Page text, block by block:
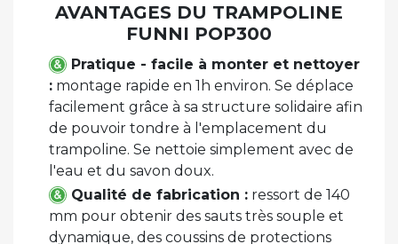
AVANTAGES DU TRAMPOLINE
FUNNI POP300
Pratique - facile à monter et nettoyer
: montage rapide en 1h environ. Se déplace
facilement grâce à sa structure solidaire afin
de pouvoir tondre à l'emplacement du
trampoline. Se nettoie simplement avec de
l'eau et du savon doux.
Qualité de fabrication : ressort de 140
mm pour obtenir des sauts très souple et
dynamique, des coussins de protections